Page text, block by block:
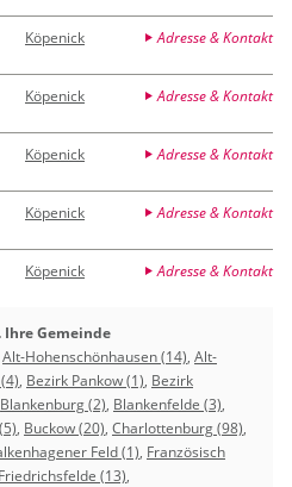
Köpenick Adresse & Kontakt
Köpenick Adresse & Kontakt
Köpenick Adresse & Kontakt
Köpenick Adresse & Kontakt
Köpenick Adresse & Kontakt
Ihre Gemeinde
Alt-Hohenschönhausen (14), Alt-
, Bezirk Pankow (1), Bezirk
Blankenburg (2), Blankenfelde (3),
, Buckow (20), Charlottenburg (98),
Feld (1), Französisch
Friedrichsfelde (13),